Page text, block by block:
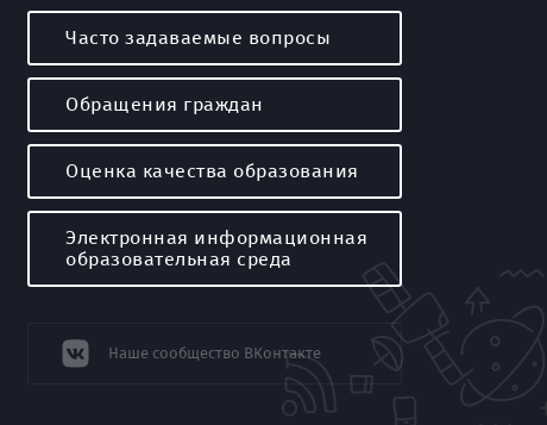
Часто задаваемые вопросы
Обращения граждан
Оценка качества образования
Электронная информационная
образовательная среда
Наше сообщество ВКонтакте